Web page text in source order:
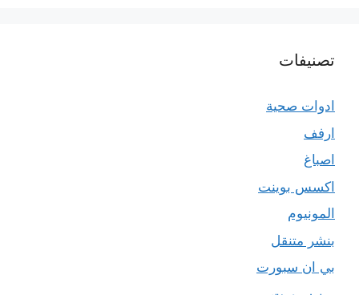
تصنيفات
ادوات صحية
ارفف
اصباغ
اكسس بوينت
المونيوم
بنشر متنقل
بي ان سبورت